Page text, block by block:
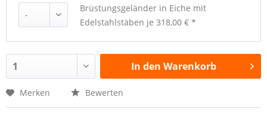
Brüstungsgeländer in Eiche mit
Edelstahlstäben je 318,00 € *
In den Warenkorb
Merken Bewerten